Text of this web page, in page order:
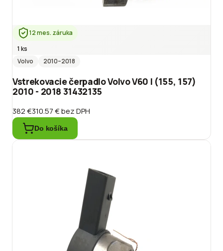
12 mes. záruka
1 ks
Volvo
2010–2018
Vstrekovacie čerpadlo Volvo V60 I (155, 157)
2010 - 2018 31432135
382 €310.57 €bez DPH
Do košíka